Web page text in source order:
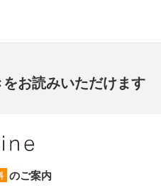
お読みいただけます
のご案内